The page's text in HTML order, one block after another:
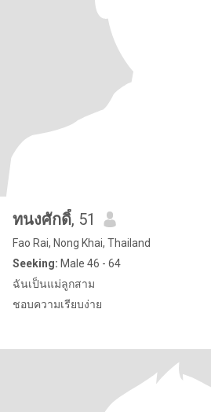
ทนงศักดิ์, 51
Fao Rai, Nong Khai, Thailand
Seeking: Male 46 - 64
ฉันเป็นแม่ลูกสาม
ชอบความเรียบง่าย